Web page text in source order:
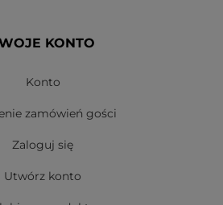
KONTO
Konto
zamówień gości
Zaloguj się
Utwórz konto